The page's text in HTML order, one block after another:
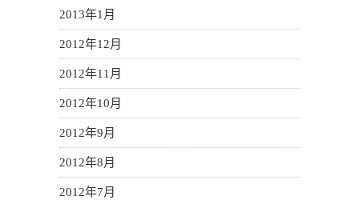
2013年1月
2012年12月
2012年11月
2012年10月
2012年9月
2012年8月
2012年7月